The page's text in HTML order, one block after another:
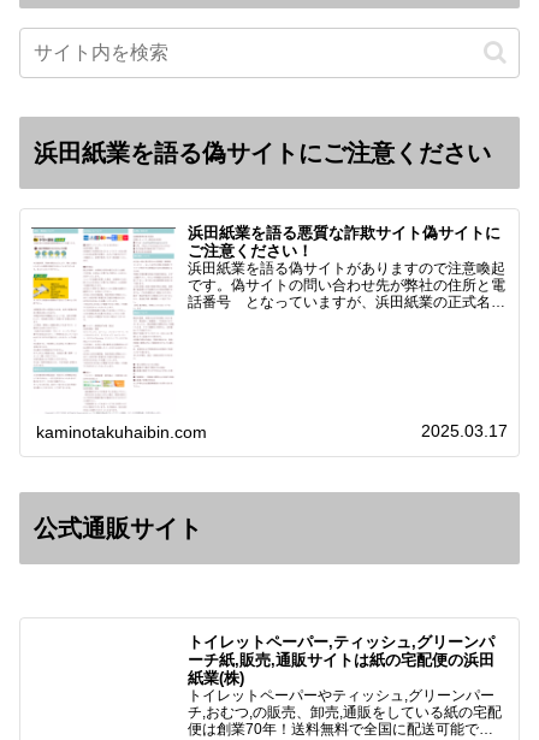
浜田紙業を語る偽サイトにご注意ください
浜田紙業を語る悪質な詐欺サイト偽サイトに
ご注意ください！
浜田紙業を語る偽サイトがありますので注意喚起
です。偽サイトの問い合わせ先が弊社の住所と電
話番号 となっていますが、浜田紙業の正式名称
kaminotakuhaibin.com 2025.03.17
公式通販サイト
トイレットペーパー,ティッシュ,グリーンパ
ーチ紙,販売,通販サイトは紙の宅配便の浜田
紙業(株)
トイレットペーパーやティッシュ,グリーンパー
チ,おむつ,の販売、卸売,通販をしている紙の宅配
便は創業70年！送料無料で全国に配送可能で